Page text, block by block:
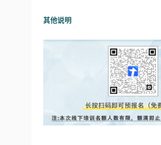
其他说明